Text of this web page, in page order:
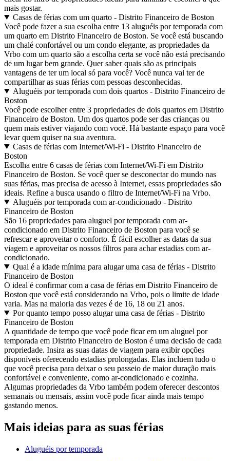
mais gostar.
Casas de férias com um quarto - Distrito Financeiro de Boston
Você pode fazer a sua escolha entre 13 aluguéis por temporada com
um quarto em Distrito Financeiro de Boston. Se você está buscando
um chalé confortável ou um condo elegante, as propriedades da
Vrbo com um quarto são a escolha certa se você não está precisando
de um lugar bem grande. Quer saber quais são as principais
vantagens de ter um local só para você? Você nunca vai ter de
compartilhar as suas férias com pessoas desconhecidas.
Aluguéis por temporada com dois quartos - Distrito Financeiro de
Boston
Você pode escolher entre 3 propriedades de dois quartos em Distrito
Financeiro de Boston. Um dos quartos pode ser das crianças ou
quem mais estiver viajando com você. Há bastante espaço para você
levar quem quiser na sua aventura.
Casas de férias com Internet/Wi-Fi - Distrito Financeiro de
Boston
Escolha entre 6 casas de férias com Internet/Wi-Fi em Distrito
Financeiro de Boston. Se você quer se desconectar do mundo nas
suas férias, mas precisa de acesso à Internet, essas propriedades são
ideais. Refine a busca usando o filtro de Internet/Wi-Fi na Vrbo.
Aluguéis por temporada com ar-condicionado - Distrito
Financeiro de Boston
São 16 propriedades para aluguel por temporada com ar-
condicionado em Distrito Financeiro de Boston para você se
refrescar e aproveitar o conforto. É fácil escolher as datas da sua
viagem e aproveitar os nossos filtros para achar estadias com ar-
condicionado.
Qual é a idade mínima para alugar uma casa de férias - Distrito
Financeiro de Boston
O ideal é confirmar com a casa de férias em Distrito Financeiro de
Boston que você está considerando na Vrbo, pois o limite de idade
varia. Mas na maioria das vezes é de 16, 18 ou 21 anos.
Por quanto tempo posso alugar uma casa de férias - Distrito
Financeiro de Boston
A quantidade de tempo que você pode ficar em um aluguel por
temporada em Distrito Financeiro de Boston é uma decisão de cada
propriedade. Insira as suas datas de viagem para exibir opções
disponíveis oferecendo estadias prolongadas. Elas incluem tudo o
que você precisa para deixar o seu passeio de maior duração mais
confortável e conveniente, como ar-condicionado e cozinha.
Algumas propriedades da Vrbo também podem oferecer descontos
semanais ou mensais, assim você pode ficar ainda mais tempo
gastando menos.
Mais ideias para as suas férias
Aluguéis por temporada